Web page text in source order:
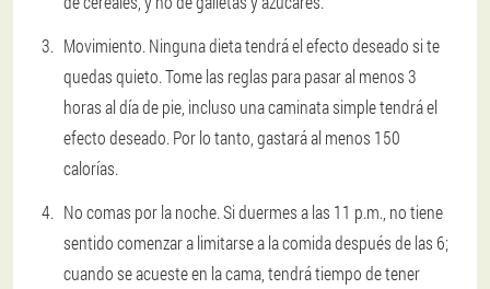
Movimiento. Ninguna dieta tendrá el efecto deseado si te
quedas quieto. Tome las reglas para pasar al menos 3
horas al día de pie, incluso una caminata simple tendrá el
efecto deseado. Por lo tanto, gastará al menos 150
calorías.
No comas por la noche. Si duermes a las 11 p.m., no tiene
sentido comenzar a limitarse a la comida después de las 6;
cuando se acueste en la cama, tendrá tiempo de tener